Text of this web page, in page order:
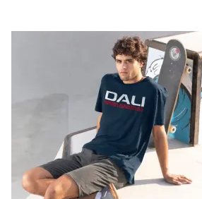
REGISTER TO
DOWNLOAD